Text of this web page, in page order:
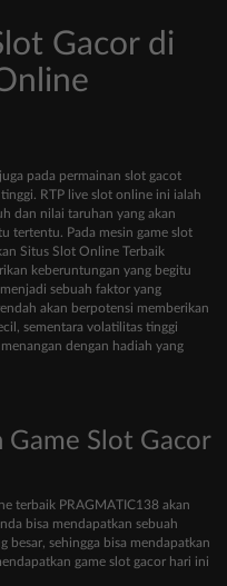
Gacor di
pada permainan slot gacot
RTP live slot online ini ialah
dan nilai taruhan yang akan
tertentu. Pada mesin game slot
Situs Slot Online Terbaik
keberuntungan yang begitu
sebuah faktor yang
akan berpotensi memberikan
sementara volatilitas tinggi
dengan hadiah yang
Slot Gacor
terbaik PRAGMATIC138 akan
bisa mendapatkan sebuah
besar, sehingga bisa mendapatkan
game slot gacor hari ini